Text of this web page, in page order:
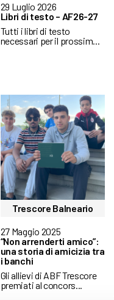
29 Luglio 2026
Libri di testo – AF26-27
Tutti i libri di testo
necessari per il prossim...
Trescore Balneario
27 Maggio 2025
“Non arrenderti amico”:
una storia di amicizia tra
i banchi
Gli allievi di ABF Trescore
premiati al concors...